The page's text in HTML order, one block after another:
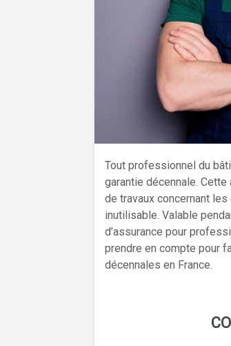
Tout professionnel du
garantie décennale.
de travaux concernant
inutilisable. Valable
d’assurance pour
prendre en compte pour
décennales en France.